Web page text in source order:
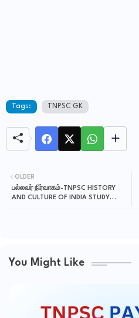
Tags: TNPSC GK
OLDER
பல்லவர் நிர்வாகம்-TNPSC HISTORY
AND CULTURE OF INDIA STUDY
You Might Like